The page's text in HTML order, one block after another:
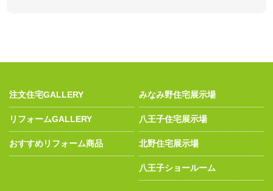
注文住宅GALLERY
リフォームGALLERY
おすすめリフォーム商品
みなみ野住宅展示場
八王子住宅展示場
北野住宅展示場
八王子ショールーム